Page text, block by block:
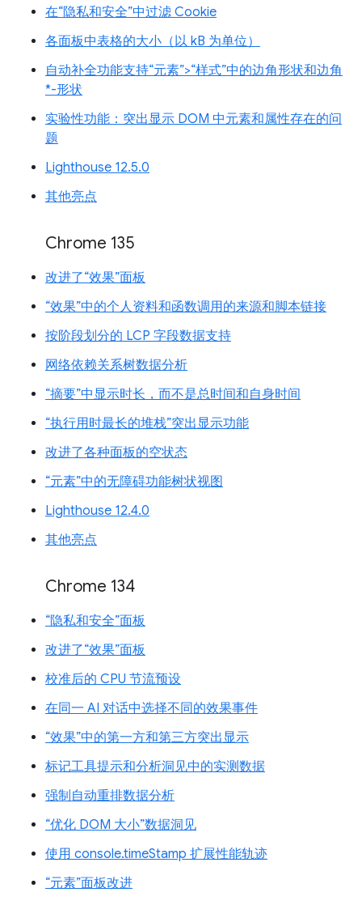
在“隐私和安全”中过滤 Cookie
各面板中表格的大小（以 kB 为单位）
自动补全功能支持“元素”>“样式”中的边角形状和边角
*-形状
实验性功能：突出显示 DOM 中元素和属性存在的问
题
Lighthouse 12.5.0
其他亮点
Chrome 135
改进了“效果”面板
“效果”中的个人资料和函数调用的来源和脚本链接
按阶段划分的 LCP 字段数据支持
网络依赖关系树数据分析
“摘要”中显示时长，而不是总时间和自身时间
“执行用时最长的堆栈”突出显示功能
改进了各种面板的空状态
“元素”中的无障碍功能树状视图
Lighthouse 12.4.0
其他亮点
Chrome 134
“隐私和安全”面板
改进了“效果”面板
校准后的 CPU 节流预设
在同一 AI 对话中选择不同的效果事件
“效果”中的第一方和第三方突出显示
标记工具提示和分析洞见中的实测数据
强制自动重排数据分析
“优化 DOM 大小”数据洞见
使用 console.timeStamp 扩展性能轨迹
“元素”面板改进